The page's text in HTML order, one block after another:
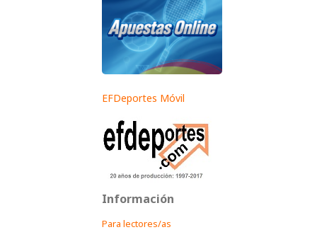
EFDeportes Móvil
Información
Para lectores/as